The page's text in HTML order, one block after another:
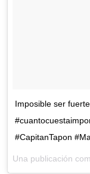
Imposible ser
#CapitanTapon
Una publicación